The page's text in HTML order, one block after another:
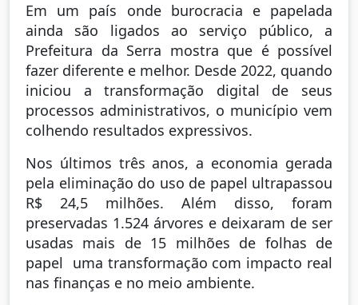
Em um país onde burocracia e papelada
ainda são ligados ao serviço público, a
Prefeitura da Serra mostra que é possível
fazer diferente e melhor. Desde 2022, quando
iniciou a transformação digital de seus
processos administrativos, o município vem
colhendo resultados expressivos.
Nos últimos três anos, a economia gerada
pela eliminação do uso de papel ultrapassou
R$ 24,5 milhões. Além disso, foram
preservadas 1.524 árvores e deixaram de ser
usadas mais de 15 milhões de folhas de
papel uma transformação com impacto real
nas finanças e no meio ambiente.